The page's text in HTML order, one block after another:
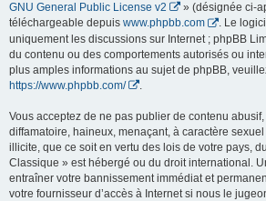
GNU General Public License v2
» (désignée ci-
téléchargeable depuis www.phpbb.com
. Le
uniquement les discussions sur Internet ; phpBB
du contenu ou des comportements autorisés ou
plus amples informations au sujet de phpBB,
https://www.phpbb.com/
Vous acceptez de ne pas publier de contenu
diffamatoire, haineux, menaçant, à caractère
illicite, que ce soit en vertu des lois de votre pays,
Classique » est hébergé ou du droit international.
entraîner votre bannissement immédiat et
votre fournisseur d’accès à Internet si nous le